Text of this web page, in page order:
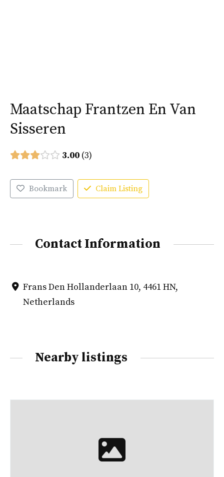
Maatschap Frantzen En Van
Sisseren
3.00 3
Bookmark Claim Listing
Contact Information
Frans Den Hollanderlaan 10, 4461 HN,
Netherlands
Nearby listings